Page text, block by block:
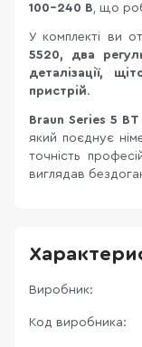
100–240 В, що
У комплекті ви
5520, два
деталізації,
пристрій.
Braun Series 5 BT
який поєднує
точність
виглядав
Виробник:
Код виробника: